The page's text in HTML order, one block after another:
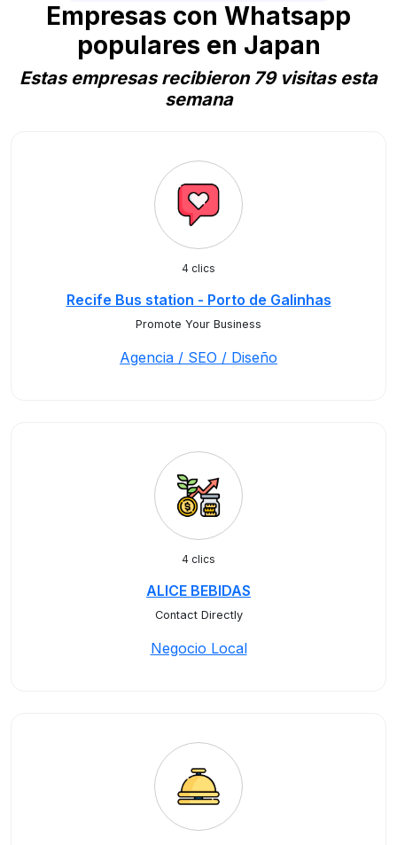
Empresas con Whatsapp
populares en Japan
Estas empresas recibieron 79 visitas esta
semana
4 clics
Recife Bus station - Porto de Galinhas
Promote Your Business
Agencia / SEO / Diseño
4 clics
ALICE BEBIDAS
Contact Directly
Negocio Local